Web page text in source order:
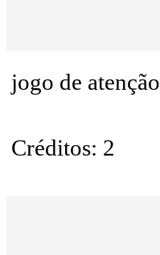
jogo de atenção
Créditos: 2